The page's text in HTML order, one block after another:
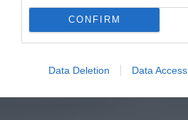
CONFIRM
Data Deletion Data Access